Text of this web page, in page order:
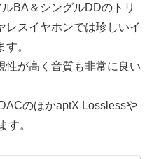
BA＆シングルDDのトリ
レスイヤホンでは珍しいイ
。
性が高く音質も非常に良い
のほかaptX Losslessや
す。